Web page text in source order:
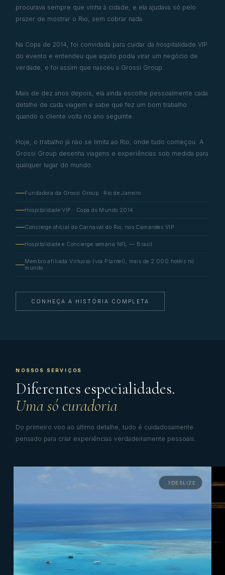
procurava sempre que vinha à cidade, e ela ajudava só pelo
prazer de mostrar o Rio, sem cobrar nada.
Na Copa de 2014, foi convidada para cuidar da hospitalidade VIP
do evento e entendeu que aquilo podia virar um negócio de
verdade, e foi assim que nasceu a Grossi Group.
Mais de dez anos depois, ela ainda escolhe pessoalmente cada
detalhe de cada viagem e sabe que fez um bom trabalho
quando o cliente volta no ano seguinte.
Hoje, o trabalho já não se limita ao Rio, onde tudo começou. A
Grossi Group desenha viagens e experiências sob medida para
qualquer lugar do mundo.
Fundadora da Grossi Group · Rio de Janeiro
Hospitalidade VIP · Copa do Mundo 2014
Concierge oficial do Carnaval do Rio, nos Camarotes VIP
Hospitalidade e Concierge semana NFL — Brasil
Membro afiliada Virtuoso (via Plantel), mais de 2.000 hotéis no
mundo
CONHEÇA A HISTÓRIA COMPLETA
NOSSOS SERVIÇOS
Diferentes especialidades.
Uma só curadoria
Do primeiro voo ao último detalhe, tudo é cuidadosamente
pensado para criar experiências verdadeiramente pessoais.
DESLIZE